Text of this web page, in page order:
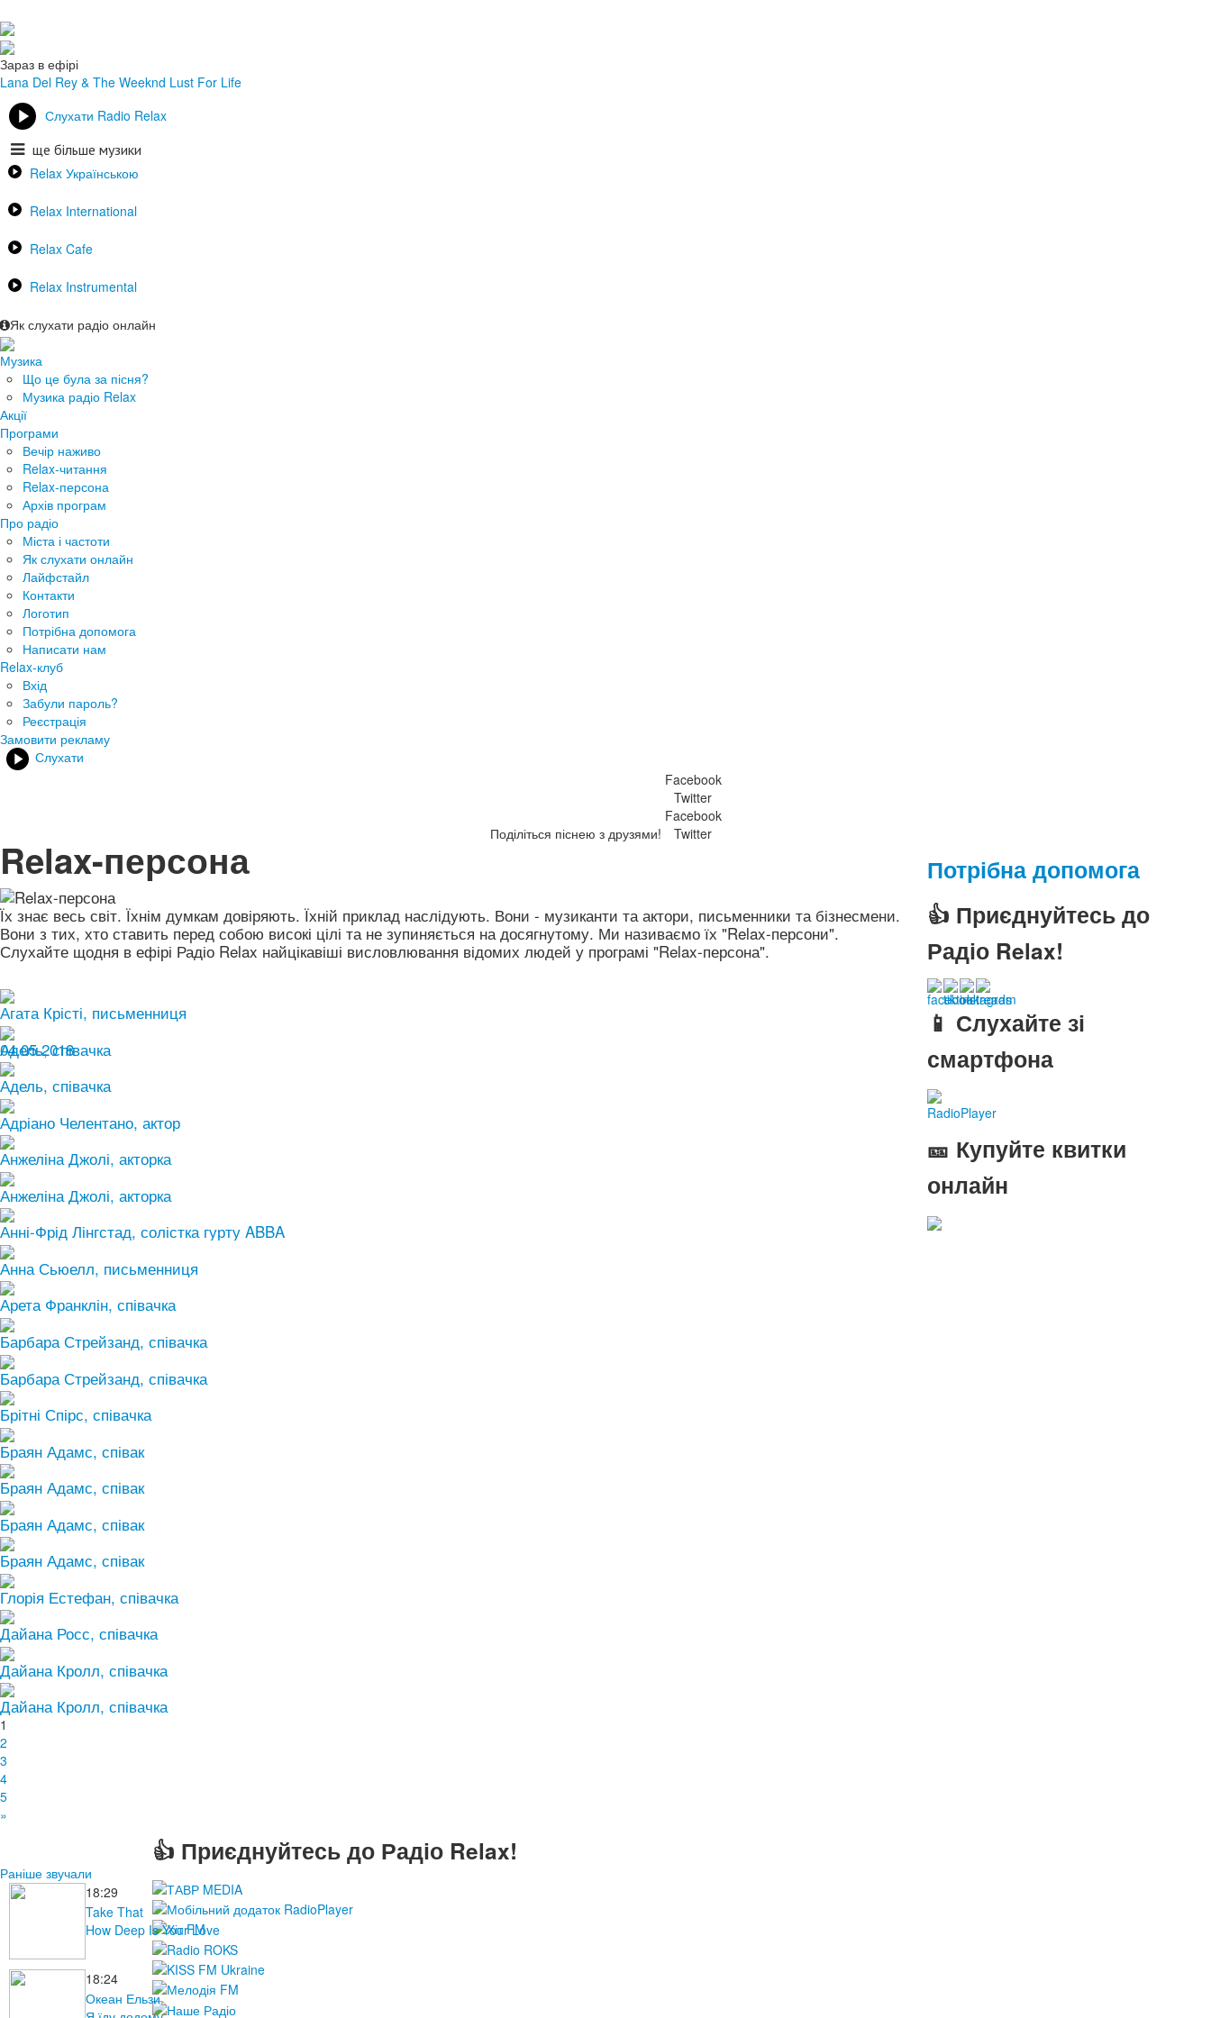
Зараз в ефірі
Lana Del Rey & The Weeknd Lust For Life
Раніше звучали
18:29
Take That
How Deep Is Your Love
18:24
Океан Ельзи
Слухати Radio Relax
ще більше музики
Relax Українською
Relax International
Relax Cafe
Relax Instrumental
Як слухати радіо онлайн
Музика
Що це була за пісня?
Музика радіо Relax
Акції
Програми
Вечір наживо
Relax-читання
Relax-персона
Архів програм
Про радіо
Міста і частоти
Як слухати онлайн
Лайфстайл
Контакти
Логотип
Потрібна допомога
Написати нам
Relax-клуб
Вхід
Забули пароль?
Реєстрація
Замовити рекламу
Слухати
Поділіться піснею з друзями!
Facebook
Twitter
Facebook
Twitter
Relax-персона
Їх знає весь світ. Їхнім думкам довіряють. Їхній приклад наслідують. Вони - музиканти та актори, письменники та бізнесмени.
Вони з тих, хто ставить перед собою високі цілі та не зупиняється на досягнутому. Ми називаємо їх "Relax-персони".
Слухайте щодня в ефірі Радіо Relax найцікавіші висловлювання відомих людей у програмі "Relax-персона".
Агата Крісті, письменниця
04.05.2018
Адель, співачка
Адель, співачка
Адріано Челентано, актор
Анжеліна Джолі, акторка
Анжеліна Джолі, акторка
Анні-Фрід Лінгстад, солістка гурту ABBA
Анна Сьюелл, письменниця
Арета Франклін, співачка
Барбара Стрейзанд, співачка
Барбара Стрейзанд, співачка
Брітні Спірс, співачка
Браян Адамс, співак
Браян Адамс, співак
Браян Адамс, співак
Браян Адамс, співак
Глорія Естефан, співачка
Дайана Росс, співачка
Дайана Кролл, співачка
Дайана Кролл, співачка
1
2
3
4
5
»
Потрібна допомога
👍 Приєднуйтесь до
Радіо Relax!
📱 Слухайте зі
смартфона
RadioPlayer
🎫 Купуйте квитки
онлайн
👍 Приєднуйтесь до Радіо Relax!